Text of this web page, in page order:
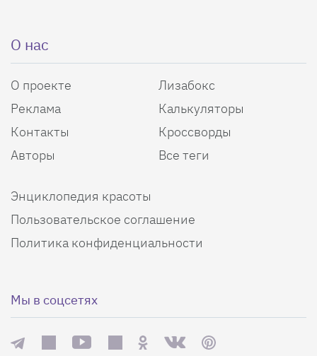
О нас
О проекте
Реклама
Контакты
Авторы
Лизабокс
Калькуляторы
Кроссворды
Все теги
Энциклопедия красоты
Пользовательское соглашение
Политика конфиденциальности
Мы в соцсетях